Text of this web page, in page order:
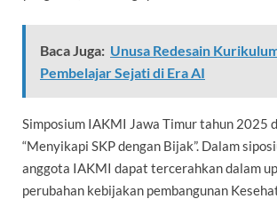
Baca Juga: Unusa Redesain
Pembelajar Sejati di Era AI
Simposium IAKMI Jawa Timur tahun 2025
“Menyikapi SKP dengan Bijak”. Dalam
anggota IAKMI dapat tercerahkan dalam
perubahan kebijakan pembangunan